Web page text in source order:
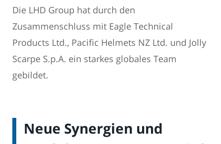
Die LHD Group hat durch den
Zusammenschluss mit Eagle Technical
Products Ltd., Pacific Helmets NZ Ltd. und Jolly
Scarpe S.p.A. ein starkes globales Team
gebildet.
Neue Synergien und